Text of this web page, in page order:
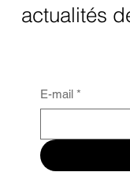
actualités
E-mail *